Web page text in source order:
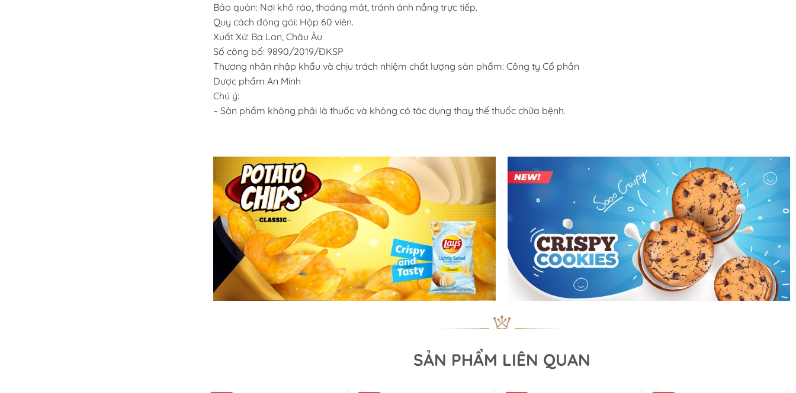
Bảo quản: Nơi khô ráo, thoáng mát, tránh ánh nắng trực tiếp.
Quy cách đóng gói: Hộp 60 viên.
Xuất Xứ: Ba Lan, Châu Âu
Số công bố: 9890/2019/ĐKSP
Thương nhân nhập khẩu và chịu trách nhiệm chất lượng sản phẩm: Công ty Cổ phần
Dược phẩm An Minh
Chú ý:
– Sản phẩm không phải là thuốc và không có tác dụng thay thế thuốc chữa bệnh.
SẢN PHẨM LIÊN QUAN